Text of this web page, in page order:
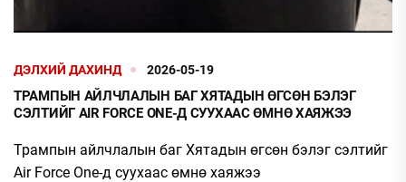
ДЭЛХИЙ ДАХИНД 2026-05-19
ТРАМПЫН АЙЛЧЛАЛЫН БАГ ХЯТАДЫН ӨГСӨН БЭЛЭГ
СЭЛТИЙГ AIR FORCE ONE-Д СУУХААС ӨМНӨ ХАЯЖЭЭ
Трампын айлчлалын баг Хятадын өгсөн бэлэг сэлтийг
Air Force One-д суухаас өмнө хаяжээ